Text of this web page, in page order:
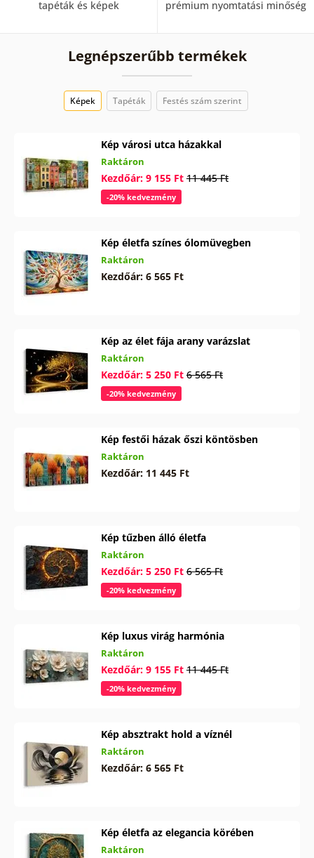
tapéták és képek prémium nyomtatási minőség
Legnépszerűbb termékek
Képek Tapéták Festés szám szerint
Kép városi utca házakkal
Raktáron
Kezdőár: 9 155 Ft 11 445 Ft
-20% kedvezmény
Kép életfa színes ólomüvegben
Raktáron
Kezdőár: 6 565 Ft
Kép az élet fája arany varázslat
Raktáron
Kezdőár: 5 250 Ft 6 565 Ft
-20% kedvezmény
Kép festői házak őszi köntösben
Raktáron
Kezdőár: 11 445 Ft
Kép tűzben álló életfa
Raktáron
Kezdőár: 5 250 Ft 6 565 Ft
-20% kedvezmény
Kép luxus virág harmónia
Raktáron
Kezdőár: 9 155 Ft 11 445 Ft
-20% kedvezmény
Kép absztrakt hold a víznél
Raktáron
Kezdőár: 6 565 Ft
Kép életfa az elegancia körében
Raktáron